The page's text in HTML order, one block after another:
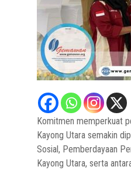
Komitmen memperkuat
Kayong Utara semakin
Sosial, Pemberdayaan
Kayong Utara, serta